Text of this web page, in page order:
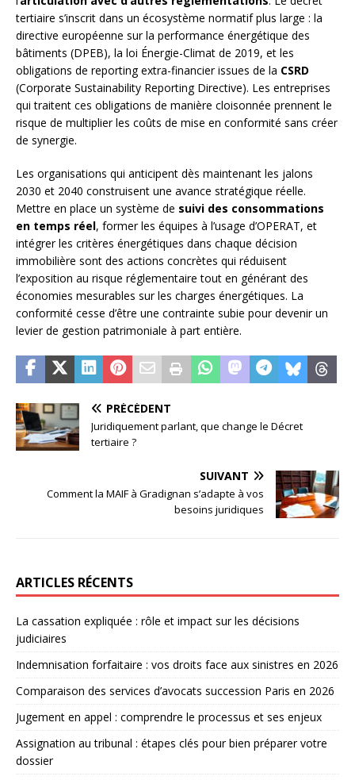
tertiaire s’inscrit dans un écosystème normatif plus large : la
directive européenne sur la performance énergétique des
bâtiments (DPEB), la loi Énergie-Climat de 2019, et les
obligations de reporting extra-financier issues de la CSRD
(Corporate Sustainability Reporting Directive). Les entreprises
qui traitent ces obligations de manière cloisonnée prennent le
risque de multiplier les coûts de mise en conformité sans créer
de synergie.
Les organisations qui anticipent dès maintenant les jalons
2030 et 2040 construisent une avance stratégique réelle.
Mettre en place un système de suivi des consommations
en temps réel, former les équipes à l’usage d’OPERAT, et
intégrer les critères énergétiques dans chaque décision
immobilière sont des actions concrètes qui réduisent
l’exposition au risque réglementaire tout en générant des
économies mesurables sur les charges énergétiques. La
conformité cesse d’être une contrainte subie pour devenir un
levier de gestion patrimoniale à part entière.
PRÉCÉDENT
Juridiquement parlant, que change le Décret
tertiaire ?
SUIVANT
Comment la MAIF à Gradignan s’adapte à vos
besoins juridiques
ARTICLES RÉCENTS
La cassation expliquée : rôle et impact sur les décisions
judiciaires
Indemnisation forfaitaire : vos droits face aux sinistres en 2026
Comparaison des services d’avocats succession Paris en 2026
Jugement en appel : comprendre le processus et ses enjeux
Assignation au tribunal : étapes clés pour bien préparer votre
dossier